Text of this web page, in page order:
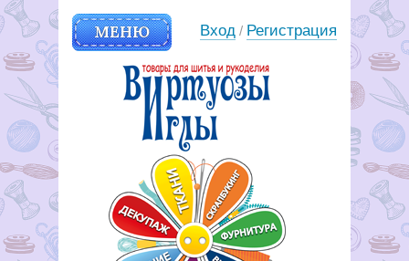
МЕНЮ Вход / Регистрация